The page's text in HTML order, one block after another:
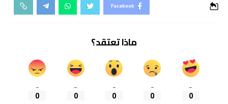
Facebook
ماذا تعتقد؟
_
0
_
0
_
0
_
0
_
0